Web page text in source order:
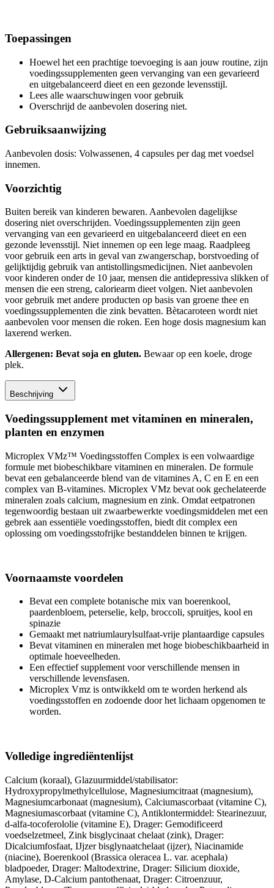
Toepassingen
Hoewel het een prachtige toevoeging is aan jouw routine, zijn
voedingssupplementen geen vervanging van een gevarieerd
en uitgebalanceerd dieet en een gezonde levensstijl.
Lees alle waarschuwingen voor gebruik
Overschrijd de aanbevolen dosering niet.
Gebruiksaanwijzing
Aanbevolen dosis: Volwassenen, 4 capsules per dag met voedsel
innemen.
Voorzichtig
Buiten bereik van kinderen bewaren. Aanbevolen dagelijkse
dosering niet overschrijden. Voedingssupplementen zijn geen
vervanging van een gevarieerd en uitgebalanceerd dieet en een
gezonde levensstijl. Niet innemen op een lege maag. Raadpleeg
voor gebruik een arts in geval van zwangerschap, borstvoeding of
gelijktijdig gebruik van antistollingsmedicijnen. Niet aanbevolen
voor kinderen onder de 10 jaar, mensen die antidepressiva slikken of
mensen die een streng, caloriearm dieet volgen. Niet aanbevolen
voor gebruik met andere producten op basis van groene thee en
voedingssupplementen die zink bevatten. Bètacaroteen wordt niet
aanbevolen voor mensen die roken. Een hoge dosis magnesium kan
laxerend werken.
Allergenen: Bevat soja en gluten. Bewaar op een koele, droge
plek.
Beschrijving
Voedingssupplement met vitaminen en mineralen,
planten en enzymen
Microplex VMz™ Voedingsstoffen Complex is een volwaardige
formule met biobeschikbare vitaminen en mineralen. De formule
bevat een gebalanceerde blend van de vitamines A, C en E en een
complex van B-vitamines. Microplex VMz bevat ook gechelateerde
mineralen zoals calcium, magnesium en zink. Omdat eetpatronen
tegenwoordig bestaan uit zwaarbewerkte voedingsmiddelen met een
gebrek aan essentiële voedingsstoffen, biedt dit complex een
oplossing om voedingsstofrijke bestanddelen binnen te krijgen.
Voornaamste voordelen
Bevat een complete botanische mix van boerenkool,
paardenbloem, peterselie, kelp, broccoli, spruitjes, kool en
spinazie
Gemaakt met natriumlaurylsulfaat-vrije plantaardige capsules
Bevat vitaminen en mineralen met hoge biobeschikbaarheid in
optimale hoeveelheden.
Een effectief supplement voor verschillende mensen in
verschillende levensfasen.
Microplex Vmz is ontwikkeld om te worden herkend als
voedingsstoffen en zodoende door het lichaam opgenomen te
worden.
Volledige ingrediëntenlijst
Calcium (koraal), Glazuurmiddel/stabilisator:
Hydroxypropylmethylcellulose, Magnesiumcitraat (magnesium),
Magnesiumcarbonaat (magnesium), Calciumascorbaat (vitamine C),
Magnesiumascorbaat (vitamine C), Antiklontermiddel: Stearinezuur,
d-alfa-tocoferololie (vitamine E), Drager: Gemodificeerd
voedselzetmeel, Zink bisglycinaat chelaat (zink), Drager:
Dicalciumfosfaat, IJjzer bisglynaatchelaat (ijzer), Niacinamide
(niacine), Boerenkool (Brassica oleracea L. var. acephala)
bladpoeder, Drager: Maltodextrine, Drager: Silicium dioxide,
Amylase, D-Calcium pantothenaat, Drager: Citroenzuur,